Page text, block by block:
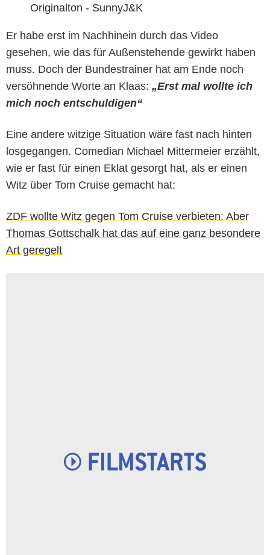
Originalton - SunnyJ&K
Er habe erst im Nachhinein durch das Video
gesehen, wie das für Außenstehende gewirkt haben
muss. Doch der Bundestrainer hat am Ende noch
versöhnende Worte an Klaas: „Erst mal wollte ich
mich noch entschuldigen“
Eine andere witzige Situation wäre fast nach hinten
losgegangen. Comedian Michael Mittermeier erzählt,
wie er fast für einen Eklat gesorgt hat, als er einen
Witz über Tom Cruise gemacht hat:
ZDF wollte Witz gegen Tom Cruise verbieten: Aber
Thomas Gottschalk hat das auf eine ganz besondere
Art geregelt